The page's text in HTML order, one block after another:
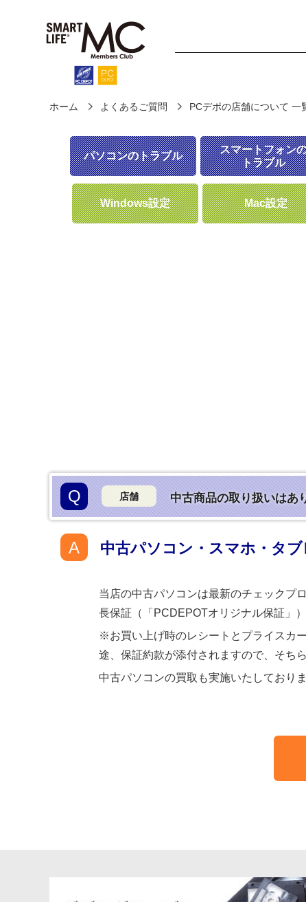
ホーム 診断・修理 for
ホーム よくあるご質問 PCデポの店舗について 一
パソコンのトラブル
スマートフォン
トラブル
Windows設定 Mac設定
Q 店舗 中古商品の取り扱いはあ
A 中古パソコン・スマホ・タ
当店の中古パソコンは最新のチェックプ
長保証（「PCDEPOTオリジナル保証」
※お買い上げ時のレシートとプライスカ
途、保証約款が添付されますので、そち
中古パソコンの買取も実施いたしておりま